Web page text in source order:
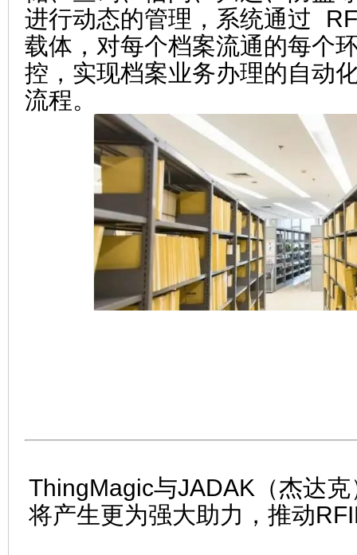
进行动态的管理，系统通过
载体，对每个档案流通的每个
控，实现档案业务办理的自动
流程。
ThingMagic与JADAK（杰达
将产生更为强大助力，推动